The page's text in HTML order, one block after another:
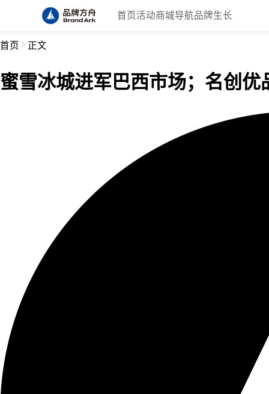
首页 活动商城导航品牌生长
首页 正文
蜜雪冰城进军巴西市场；名创